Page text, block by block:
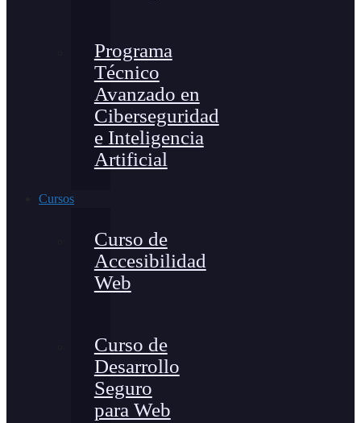
Programa
Técnico
Avanzado en
Ciberseguridad
e Inteligencia
Artificial
Cursos
Curso de
Accesibilidad
Web
Curso de
Desarrollo
Seguro
para Web